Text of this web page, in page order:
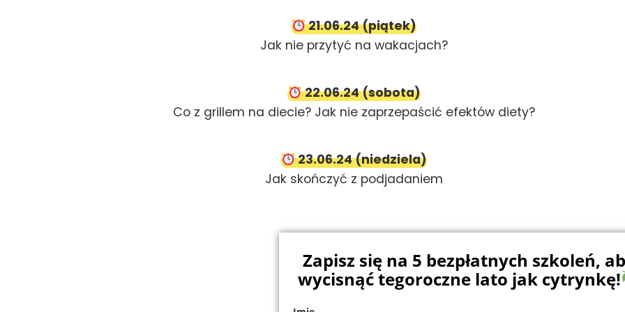
21.06.24 (piątek)
Jak nie przytyć na wakacjach?
22.06.24 (sobota)
Co z grillem na diecie? Jak nie zaprzepaścić efektów diety?
23.06.24 (niedziela)
Jak skończyć z podjadaniem
Zapisz się na 5 bezpłatnych szkoleń,
wycisnąć tegoroczne lato jak cytrynkę!